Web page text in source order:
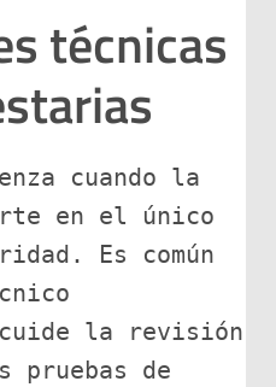
técnicas
cuando la
en el único
Es común
la revisión
de